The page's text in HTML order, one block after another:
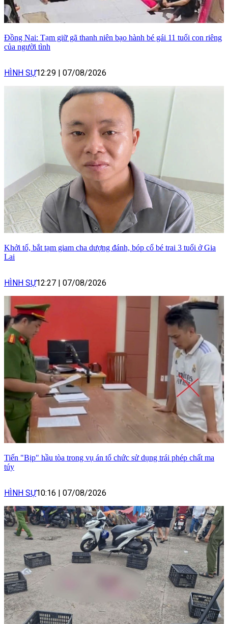
Đồng Nai: Tạm giữ gã thanh niên bạo hành bé gái 11 tuổi con riêng
của người tình
HÌNH SỰ12:29 | 07/08/2026
Khởi tố, bắt tạm giam cha dượng đánh, bóp cổ bé trai 3 tuổi ở Gia
Lai
HÌNH SỰ12:27 | 07/08/2026
Tiến "Bịp" hầu tòa trong vụ án tổ chức sử dụng trái phép chất ma
túy
HÌNH SỰ10:16 | 07/08/2026